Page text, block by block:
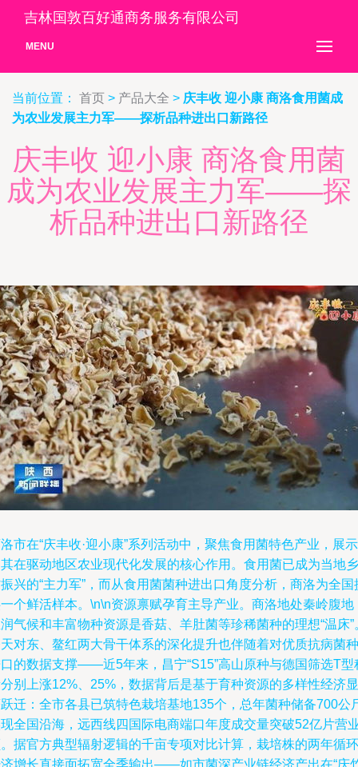
吉林国敦百好通商务服务有限公司
MENU
当前位置： 首页 > 产品大全 > 庆丰收 迎小康 商洛食用菌成
为农业发展主力军——探析品种进出口新路径
庆丰收 迎小康 商洛食用菌
成为农业发展主力军——探
析品种进出口新路径
市在“庆丰收·迎小康”系列活动中，聚焦食用菌特色产业，展示
在驱动地区农业现代化发展的核心作用。食用菌已成为当地乡
兴的“主力军”，而从食用菌菌种进出口角度分析，商洛为全国
个鲜活样本。\n\n资源禀赋孕育主导产业。商洛地处秦岭腹地
气候和丰富物种资源是香菇、羊肚菌等珍稀菌种的理想“温床”
对东、鳌红两大骨干体系的深化提升也伴随着对优质抗病菌种
的数据支撑——近5年来，昌宁“S15”高山原种与德国筛选T型
别上涨12%、25%，数据背后是基于育种资源的多样性经济显
迁：全市各县已筑特色栽培基地135个，总年菌种储备700公
全国沿海，远西线四国际电商端口年度成交量突破52亿片营
据官方典型辐射逻辑的千亩专项对比计算，栽培株的两年循环
增长直接面拓宽全季输出——如市菌深产业链经济产出在“庆